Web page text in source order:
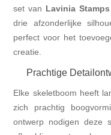
set van Lavinia Stamps
drie afzonderlijke
perfect voor het
creatie.
Prachtige
Elke skeletboom heeft
zich prachtig
ontwerp nodigen deze